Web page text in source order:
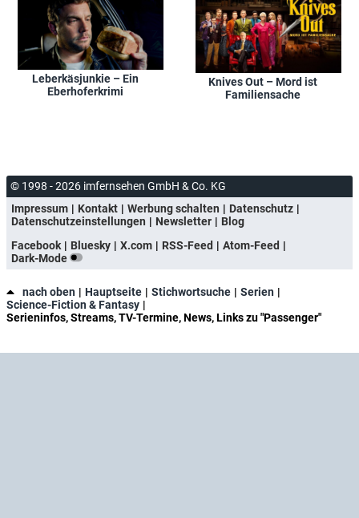
Leberkäsjunkie – Ein
Eberhoferkrimi
Knives Out – Mord ist
Familiensache
© 1998 - 2026 imfernsehen GmbH & Co. KG
Impressum
Kontakt Werbung schalten
Datenschutz
Datenschutzeinstellungen
Newsletter
Blog
Facebook
Bluesky X.com RSS-Feed
Atom-Feed
Dark-Mode
nach oben Hauptseite Stichwortsuche
Serien
Science-Fiction & Fantasy
Serieninfos, Streams, TV-Termine, News, Links zu "Passenger"